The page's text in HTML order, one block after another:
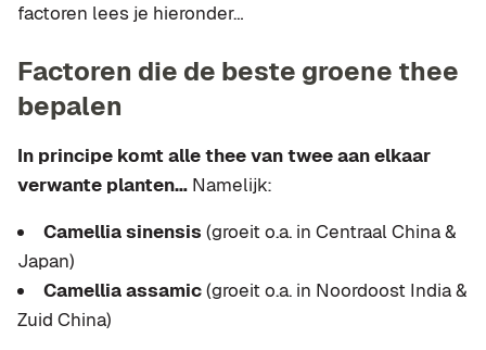
factoren lees je hieronder…
Factoren die de beste groene thee
bepalen
In principe komt alle thee van twee aan elkaar
verwante planten… Namelijk:
Camellia sinensis (groeit o.a. in Centraal China &
Japan)
Camellia assamic(groeit o.a. in Noordoost India &
Zuid China)